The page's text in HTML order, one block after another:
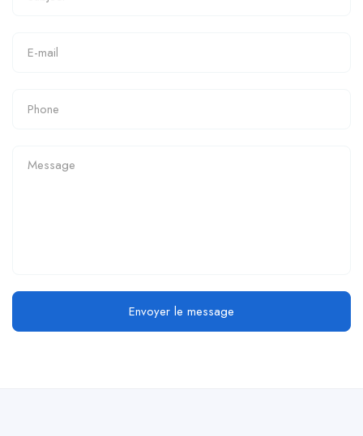
Envoyer le message